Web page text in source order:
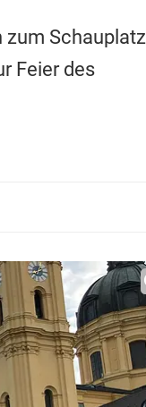
zum Schauplatz
Feier des